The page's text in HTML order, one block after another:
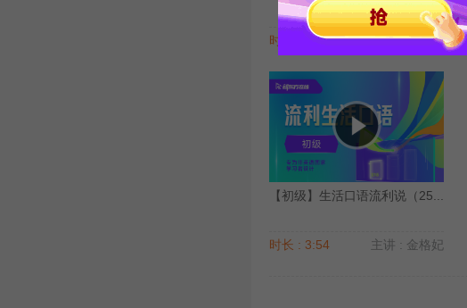
时长 : 5:22 主讲 : 金格妃
【初级】生活口语流利说（25...
时长 : 3:54 主讲 : 金格妃